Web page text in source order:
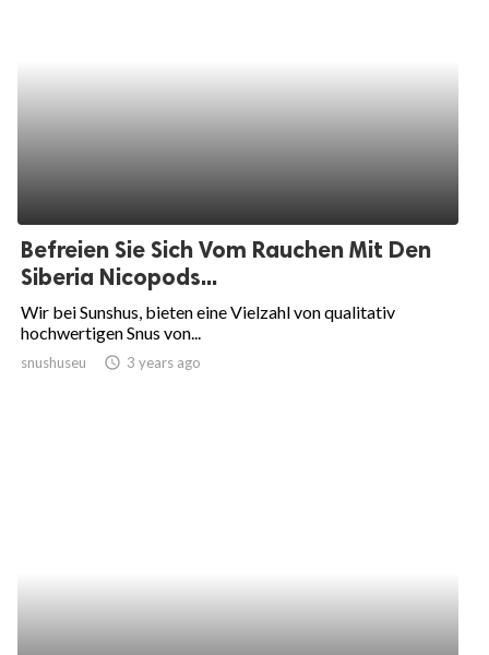
Befreien Sie Sich Vom Rauchen Mit Den
Siberia Nicopods...
Wir bei Sunshus, bieten eine Vielzahl von qualitativ
hochwertigen Snus von...
snushuseu access_time 3 years ago